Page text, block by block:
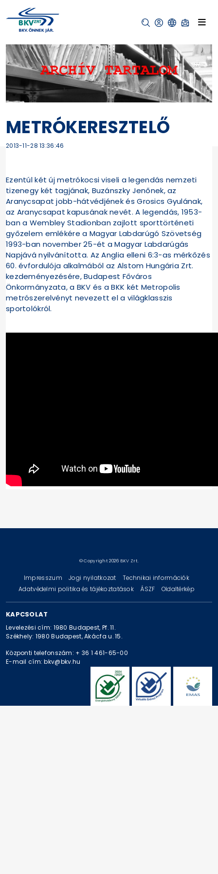
METRÓKERESZTELŐ
2013-11-28 13:36:46
Ezentúl két új metrókocsi viseli a legendás nemzeti
tizenegy két tagjának, Buzánszky Jenőnek, az
Aranycsapat jobb-hátvédjének és Grosics Gyulának,
az Aranycsapat kapusának nevét. A legendás, 1953-
ban a Wembley Stadionban zajlott sporttörténeti
győzelem emlékére a Magyar Labdarúgó Szövetség
1993-ban november 25-ét a Magyar Labdarúgás
Napjává nyilvánította. Az Anglia elleni 6:3-as mérkőzés
60. évfordulója alkalmából az Alstom Hungária Zrt.
kezdeményezésére, Budapest Főváros
Önkormányzata, a BKV és a BKK két Metropolis
metrószerelvényt nevezett el a világklasszis
sportolókról.
© Copyright 2026 BKV Zrt.
Impresszum Jogi nyilatkozat
Technikai információk
Adatvédelmi politika és tájékoztatások
ÁSZF Oldaltérkép
KAPCSOLAT
Levelezési cím: 1980 Budapest, Pf. 11.
Székhely: 1980 Budapest, Akácfa u. 15.
Központi telefonszám: + 36 1 461-65-00
E-mail cím: bkv@bkv.hu